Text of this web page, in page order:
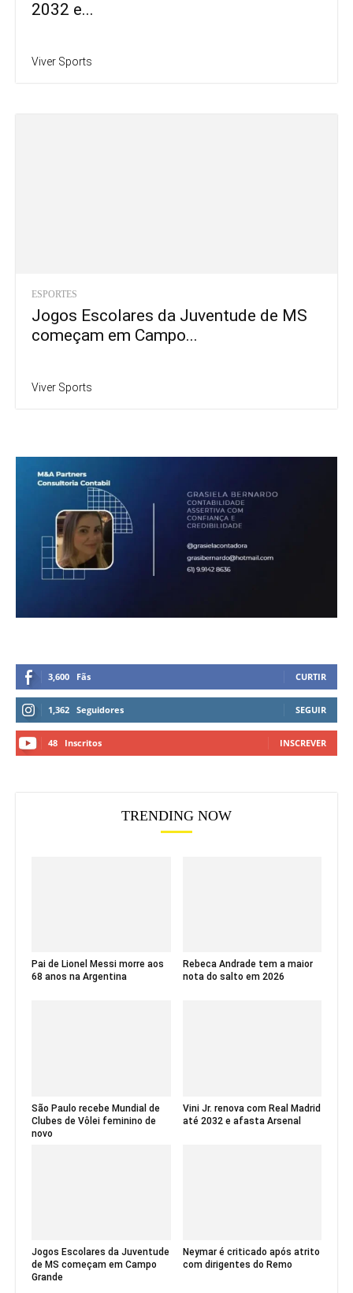
2032 e...
Viver Sports
ESPORTES
Jogos Escolares da Juventude de MS
começam em Campo...
Viver Sports
3,600 Fãs CURTIR
1,362 Seguidores SEGUIR
48 Inscritos INSCREVER
TRENDING NOW
Pai de Lionel Messi morre aos
68 anos na Argentina
Rebeca Andrade tem a maior
nota do salto em 2026
São Paulo recebe Mundial de
Clubes de Vôlei feminino de
novo
Vini Jr. renova com Real Madrid
até 2032 e afasta Arsenal
Jogos Escolares da Juventude
de MS começam em Campo
Grande
Neymar é criticado após atrito
com dirigentes do Remo